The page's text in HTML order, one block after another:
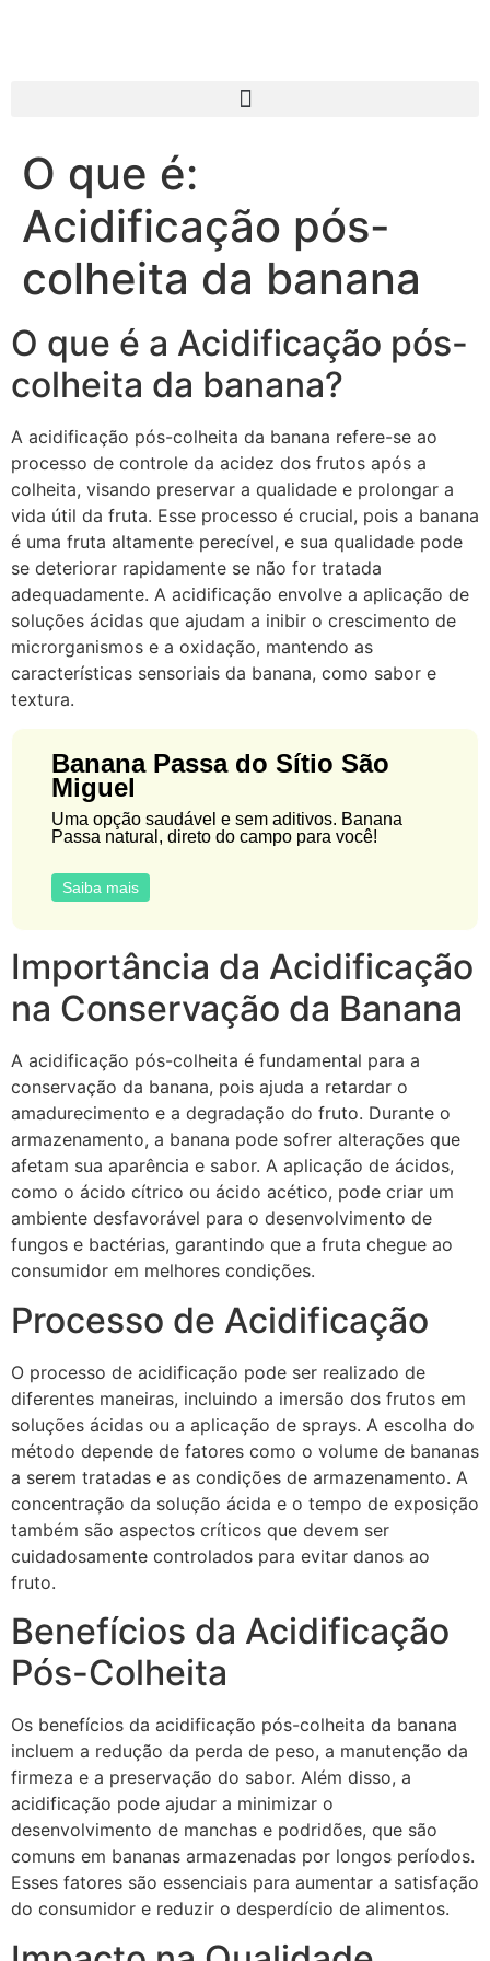
O que é:
Acidificação pós-
colheita da banana
O que é a Acidificação pós-
colheita da banana?
A acidificação pós-colheita da banana refere-se ao
processo de controle da acidez dos frutos após a
colheita, visando preservar a qualidade e prolongar a
vida útil da fruta. Esse processo é crucial, pois a banana
é uma fruta altamente perecível, e sua qualidade pode
se deteriorar rapidamente se não for tratada
adequadamente. A acidificação envolve a aplicação de
soluções ácidas que ajudam a inibir o crescimento de
microrganismos e a oxidação, mantendo as
características sensoriais da banana, como sabor e
textura.
Banana Passa do Sítio São
Miguel
Uma opção saudável e sem aditivos. Banana
Passa natural, direto do campo para você!
Saiba mais
Importância da Acidificação
na Conservação da Banana
A acidificação pós-colheita é fundamental para a
conservação da banana, pois ajuda a retardar o
amadurecimento e a degradação do fruto. Durante o
armazenamento, a banana pode sofrer alterações que
afetam sua aparência e sabor. A aplicação de ácidos,
como o ácido cítrico ou ácido acético, pode criar um
ambiente desfavorável para o desenvolvimento de
fungos e bactérias, garantindo que a fruta chegue ao
consumidor em melhores condições.
Processo de Acidificação
O processo de acidificação pode ser realizado de
diferentes maneiras, incluindo a imersão dos frutos em
soluções ácidas ou a aplicação de sprays. A escolha do
método depende de fatores como o volume de bananas
a serem tratadas e as condições de armazenamento. A
concentração da solução ácida e o tempo de exposição
também são aspectos críticos que devem ser
cuidadosamente controlados para evitar danos ao
fruto.
Benefícios da Acidificação
Pós-Colheita
Os benefícios da acidificação pós-colheita da banana
incluem a redução da perda de peso, a manutenção da
firmeza e a preservação do sabor. Além disso, a
acidificação pode ajudar a minimizar o
desenvolvimento de manchas e podridões, que são
comuns em bananas armazenadas por longos períodos.
Esses fatores são essenciais para aumentar a satisfação
do consumidor e reduzir o desperdício de alimentos.